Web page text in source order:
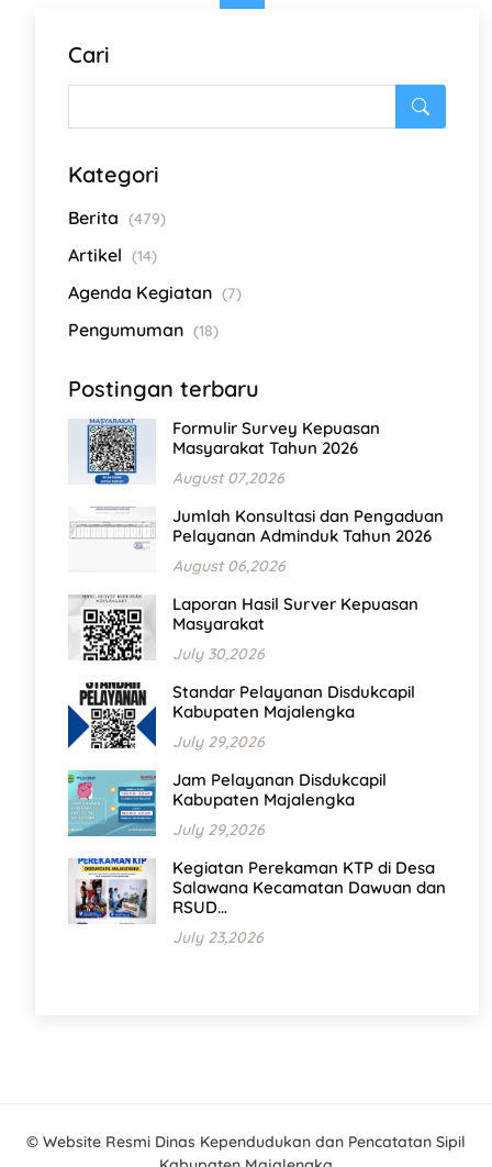
Cari
Kategori
Berita (479)
Artikel (14)
Agenda Kegiatan (7)
Pengumuman (18)
Postingan terbaru
Formulir Survey Kepuasan
Masyarakat Tahun 2026
August 07,2026
Jumlah Konsultasi dan Pengaduan
Pelayanan Adminduk Tahun 2026
August 06,2026
Laporan Hasil Surver Kepuasan
Masyarakat
July 30,2026
Standar Pelayanan Disdukcapil
Kabupaten Majalengka
July 29,2026
Jam Pelayanan Disdukcapil
Kabupaten Majalengka
July 29,2026
Kegiatan Perekaman KTP di Desa
Salawana Kecamatan Dawuan dan
RSUD…
July 23,2026
© Website Resmi Dinas Kependudukan dan Pencatatan Sipil